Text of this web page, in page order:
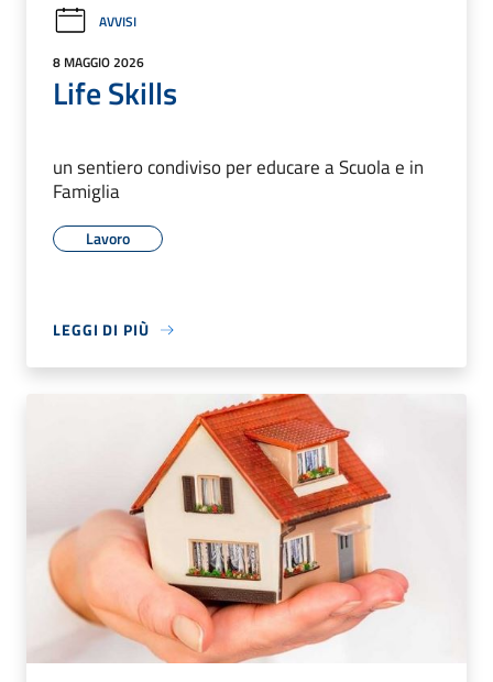
AVVISI
8 MAGGIO 2026
Life Skills
un sentiero condiviso per educare a Scuola e in
Famiglia
Lavoro
LEGGI DI PIÙ